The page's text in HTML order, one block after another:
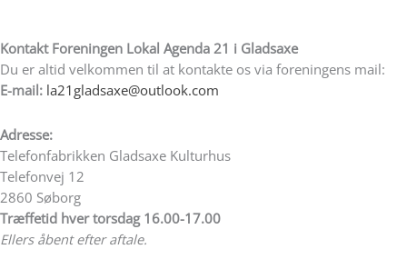
Kontakt Foreningen Lokal Agenda 21 i Gladsaxe
Du er altid velkommen til at kontakte os via foreningens mail:
E-mail: la21gladsaxe@outlook.com
Adresse:
Telefonfabrikken Gladsaxe Kulturhus
Telefonvej 12
2860 Søborg
Træffetid hver torsdag 16.00-17.00
Ellers åbent efter aftale.